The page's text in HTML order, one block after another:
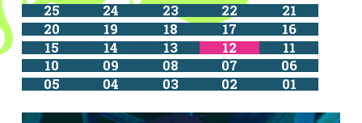
25 24 23 22
21
20
19 18 17
16
15
14 13 12
11
10
09 08 07
06
05
04 03 02 01